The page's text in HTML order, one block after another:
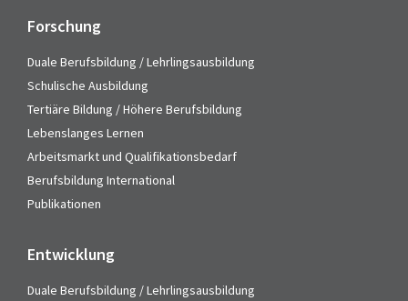
Forschung
Duale Berufsbildung / Lehrlingsausbildung
Schulische Ausbildung
Tertiäre Bildung / Höhere Berufsbildung
Lebenslanges Lernen
Arbeitsmarkt und Qualifikationsbedarf
Berufsbildung International
Publikationen
Entwicklung
Duale Berufsbildung / Lehrlingsausbildung